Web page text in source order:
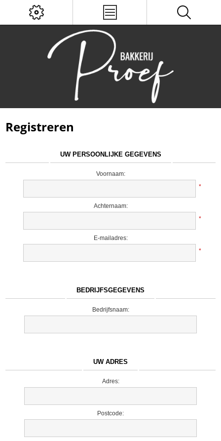
Registreren
UW PERSOONLIJKE GEGEVENS
Voornaam:
*
Achternaam:
*
E-mailadres:
*
BEDRIJFSGEGEVENS
Bedrijfsnaam:
UW ADRES
Adres:
Postcode: